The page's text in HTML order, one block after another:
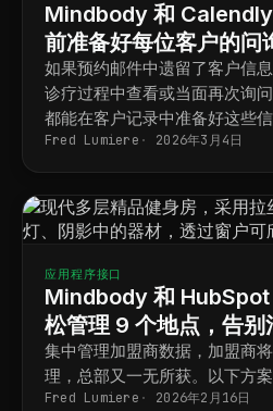
Mindbody 和
前准备好每位客户的问
如果预约邮件中遗留了客户信
诊疗过程中查看或当面再次询
都能在客户记录中准备好这些信
Fred Lumiere 2026年3月4日
应用程序接口
Mindbody 和
松管理 9 个地点，告别
集中管理加盟商数据，加盟商
理，总部又一无所获。以下方
Fred Lumiere 2026年2月16日